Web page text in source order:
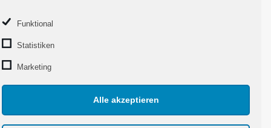
Funktional
Statistiken
Marketing
Alle akzeptieren